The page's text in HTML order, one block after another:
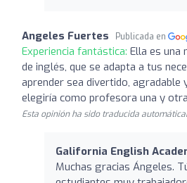
Angeles Fuertes Publicada en
Experiencia fantástica: Ella es una
de inglés, que se adapta a tus
aprender sea divertido, agradable
elegiría como profesora una y
Esta opinión ha sido traducida
Galifornia English
Muchas gracias Ángeles.